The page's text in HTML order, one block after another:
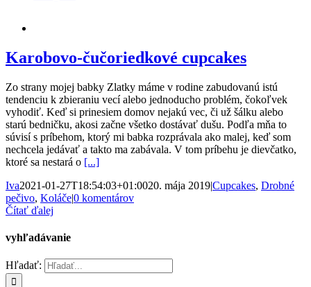
Karobovo-čučoriedkové cupcakes
Zo strany mojej babky Zlatky máme v rodine zabudovanú istú
tendenciu k zbieraniu vecí alebo jednoducho problém, čokoľvek
vyhodiť. Keď si prinesiem domov nejakú vec, či už šálku alebo
starú bedničku, akosi začne všetko dostávať dušu. Podľa mňa to
súvisí s príbehom, ktorý mi babka rozprávala ako malej, keď som
nechcela jedávať a takto ma zabávala. V tom príbehu je dievčatko,
ktoré sa nestará o [...]
Iva2021-01-27T18:54:03+01:0020. mája 2019|Cupcakes, Drobné
pečivo, Koláče|0 komentárov
Čítať ďalej
vyhľadávanie
Hľadať: